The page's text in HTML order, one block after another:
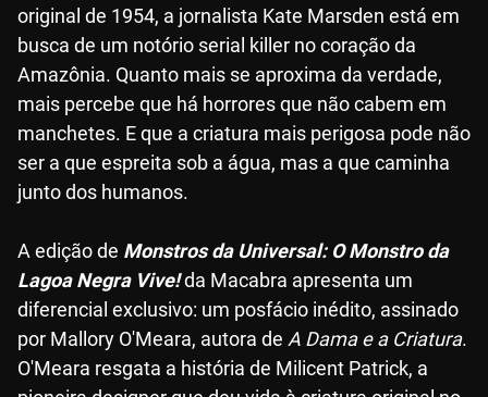
original de 1954, a jornalista Kate Marsden está em
busca de um notório serial killer no coração da
Amazônia. Quanto mais se aproxima da verdade,
mais percebe que há horrores que não cabem em
manchetes. E que a criatura mais perigosa pode não
ser a que espreita sob a água, mas a que caminha
junto dos humanos.
A edição de Monstros da Universal: O Monstro da
Lagoa Negra Vive!da Macabra apresenta um
diferencial exclusivo: um posfácio inédito, assinado
por Mallory O'Meara, autora de A Dama e a Criatura.
O'Meara resgata a história de Milicent Patrick, a